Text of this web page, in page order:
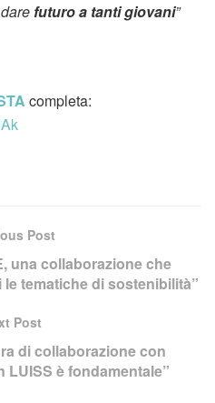
futuro a tanti giovani”
completa:
Post
una collaborazione che
tematiche di sostenibilità”
Post
di collaborazione con
LUISS è fondamentale”